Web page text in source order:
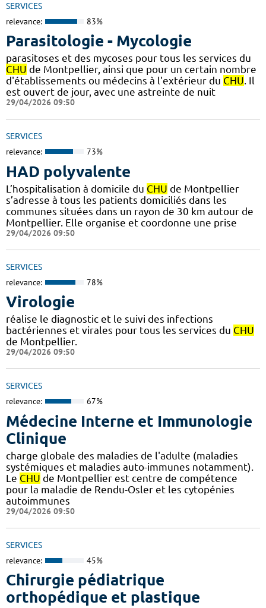
SERVICES
relevance: 83%
Parasitologie - Mycologie
parasitoses et des mycoses pour tous les services du
CHU de Montpellier, ainsi que pour un certain nombre
d'établissements ou médecins à l'extérieur du CHU. Il
est ouvert de jour, avec une astreinte de nuit
29/04/2026 09:50
SERVICES
relevance: 73%
HAD polyvalente
L’hospitalisation à domicile du CHU de Montpellier
s’adresse à tous les patients domiciliés dans les
communes situées dans un rayon de 30 km autour de
Montpellier. Elle organise et coordonne une prise
29/04/2026 09:50
SERVICES
relevance: 78%
Virologie
réalise le diagnostic et le suivi des infections
bactériennes et virales pour tous les services du CHU
de Montpellier.
29/04/2026 09:50
SERVICES
relevance: 67%
Médecine Interne et Immunologie
Clinique
charge globale des maladies de l'adulte (maladies
systémiques et maladies auto-immunes notamment).
Le CHU de Montpellier est centre de compétence
pour la maladie de Rendu-Osler et les cytopénies
autoimmunes
29/04/2026 09:50
SERVICES
relevance: 45%
Chirurgie pédiatrique
orthopédique et plastique